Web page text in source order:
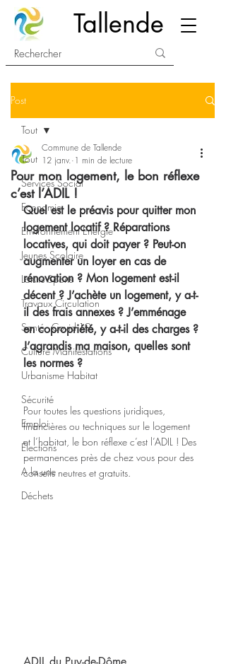
Tallende
Post
Tout
Services Social
Economie
Environnement Energie
Jeunes Scolaire
Loisirs Sports
Travaux Circulation
Santé - Covid-19
Culture Manifestations
Urbanisme Habitat
Sécurité
Emploi
Élections
A la une
Déchets
Tout
Pour mon logement, le bon réflexe
c’est l’ADIL !
Commune de Tallende
12 janv. 1 min de lecture
Quel est le préavis pour quitter mon
logement locatif ? Réparations
locatives, qui doit payer ? Peut-on
augmenter un loyer en cas de
rénovation ? Mon logement est-il
décent ? J’achète un logement, y a-t-
il des frais annexes ? J’emménage
en copropriété, y a-t-il des charges ?
J’agrandis ma maison, quelles sont
les normes ?
Pour toutes les questions juridiques,
financières ou techniques sur le logement
et l’habitat, le bon réflexe c’est l’ADIL ! Des
permanences près de chez vous pour des
conseils neutres et gratuits.